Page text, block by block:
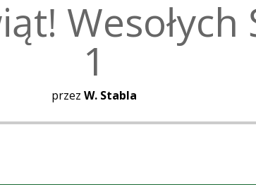
Wesołych
1
przez W. Stabla
Odtwarzacz